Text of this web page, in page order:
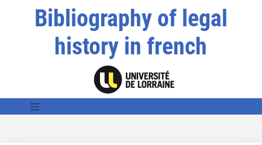
Bibliography of legal
history in french